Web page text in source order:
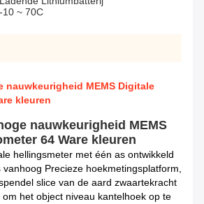
-10 ~ 70C
nauwkeurigheid MEMS Digitale
kleuren
nauwkeurigheid MEMS
64 Ware kleuren
hellingsmeter met één as ontwikkeld
vanhoog Precieze hoekmetingsplatform,
slice van de aard zwaartekracht
het object niveau kantelhoek op te